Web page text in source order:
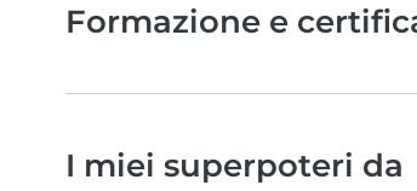
Formazione e
I miei superpoteri da